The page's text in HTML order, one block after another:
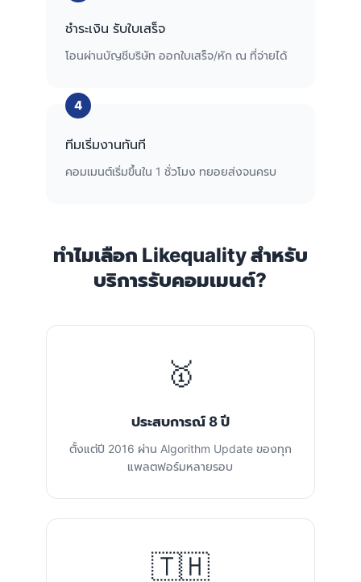
ชำระเงิน รับใบเสร็จ
โอนผ่านบัญชีบริษัท ออกใบเสร็จ/หัก ณ ที่จ่ายได้
ทีมเริ่มงานทันที
คอมเมนต์เริ่มขึ้นใน 1 ชั่วโมง ทยอยส่งจนครบ
ทำไมเลือก Likequality สำหรับ
บริการรับคอมเมนต์?
🥇
ประสบการณ์ 8 ปี
ตั้งแต่ปี 2016 ผ่าน Algorithm Update ของทุก
แพลตฟอร์มหลายรอบ
🇹🇭